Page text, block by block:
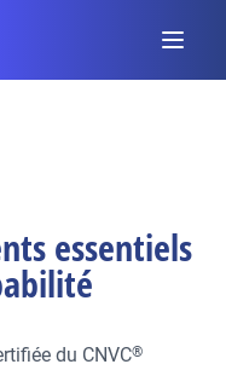
essentiels
du CNVC®